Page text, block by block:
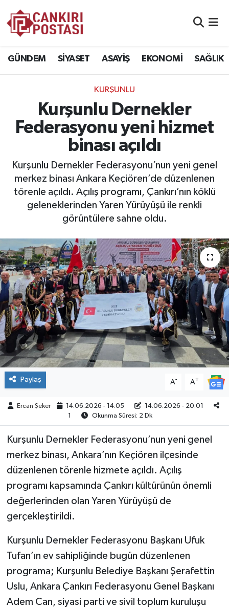
GÜNDEM SİYASET ASAYİŞ EKONOMİ SAĞLIK
KURŞUNLU
Kurşunlu Dernekler
Federasyonu yeni hizmet
binası açıldı
Kurşunlu Dernekler Federasyonu’nun yeni genel
merkez binası Ankara Keçiören’de düzenlenen
törenle açıldı. Açılış programı, Çankırı’nın köklü
geleneklerinden Yaren Yürüyüşü ile renkli
görüntülere sahne oldu.
Paylaş A- A+
Ercan Şeker 14.06.2026 - 14:05
14.06.2026 - 20:01
Okunma Süresi: 2 Dk
Kurşunlu Dernekler Federasyonu’nun yeni genel
merkez binası, Ankara’nın Keçiören ilçesinde
düzenlenen törenle hizmete açıldı. Açılış
programı kapsamında Çankırı kültürünün önemli
değerlerinden olan Yaren Yürüyüşü de
gerçekleştirildi.
Kurşunlu Dernekler Federasyonu Başkanı Ufuk
Tufan’ın ev sahipliğinde bugün düzenlenen
programa; Kurşunlu Belediye Başkanı Şerafettin
Uslu, Ankara Çankırı Federasyonu Genel Başkanı
Adem Can, siyasi parti ve sivil toplum kuruluşu
EKONOMİ
SPOR
EĞİTİM
ÇEVRE
İLÇELER
RESMİ İLANLAR
KÜLTÜR
TURİZM
MAGAZİN
VEFAT
BÖLGE
TÜRKİYE
Trafik Durumu
Süper Lig Puan Durumu ve Fikstür
Tüm Manşetler
Son Dakika Haberleri
Haber Arşivi